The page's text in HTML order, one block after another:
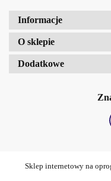
Informacje
O sklepie
Dodatkowe
Sklep internetowy na